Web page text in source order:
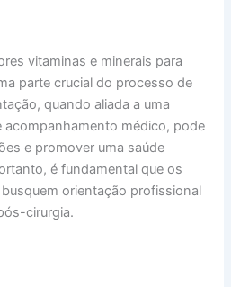
vitaminas e minerais para
parte crucial do processo de
quando aliada a uma
acompanhamento médico, pode
e promover uma saúde
é fundamental que os
orientação profissional
cirurgia.